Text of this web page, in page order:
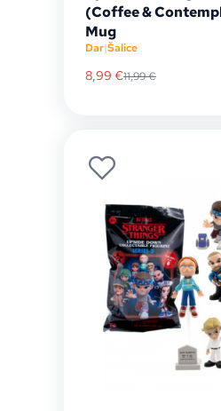
(Coffee &
Mug
Dar|Šalice
8,99 €11,99€